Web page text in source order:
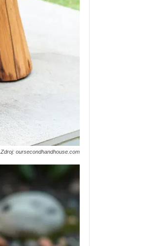
Zdroj: oursecondhandhouse.com